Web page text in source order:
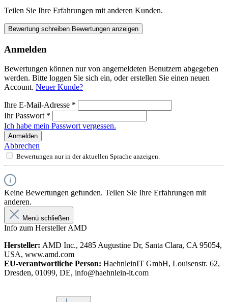
Teilen Sie Ihre Erfahrungen mit anderen Kunden.
Bewertung schreiben Bewertungen anzeigen
Anmelden
Bewertungen können nur von angemeldeten Benutzern abgegeben
werden. Bitte loggen Sie sich ein, oder erstellen Sie einen neuen
Account. Neuer Kunde?
Ihre E-Mail-Adresse *
Ihr Passwort *
Ich habe mein Passwort vergessen.
Anmelden
Abbrechen
Bewertungen nur in der aktuellen Sprache anzeigen.
Keine Bewertungen gefunden. Teilen Sie Ihre Erfahrungen mit
anderen.
Menü schließen
Info zum Hersteller AMD
Hersteller: AMD Inc., 2485 Augustine Dr, Santa Clara, CA 95054,
USA, www.amd.com
EU-verantwortliche Person: HaehnleinIT GmbH, Louisenstr. 62,
Dresden, 01099, DE, info@haehnlein-it.com